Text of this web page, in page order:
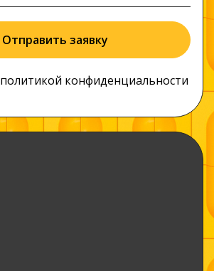
Отправить заявку
политикой конфиденциальности